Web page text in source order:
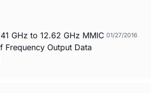
GHz to 12.62 GHz MMIC
Frequency Output Data
01/27/2016